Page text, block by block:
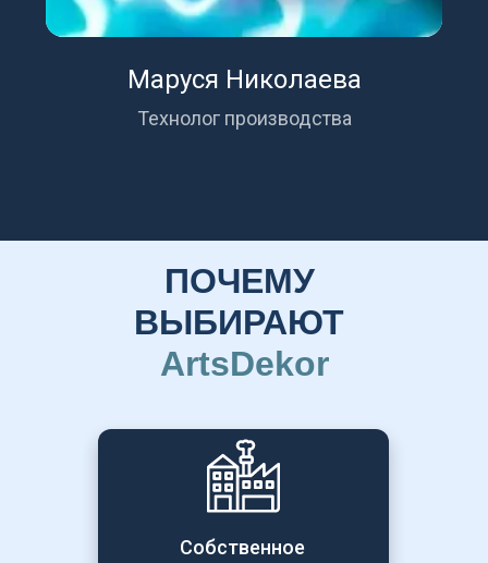
Маруся Николаева
Технолог производства
ПОЧЕМУ
ВЫБИРАЮТ
ArtsDekor
Собственное